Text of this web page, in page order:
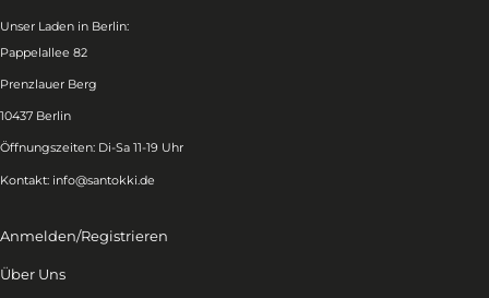
Unser Laden in Berlin:
Pappelallee 82
Prenzlauer Berg
10437 Berlin
Öffnungszeiten: Di-Sa 11-19 Uhr
Kontakt: info@santokki.de
Anmelden/Registrieren
Über Uns